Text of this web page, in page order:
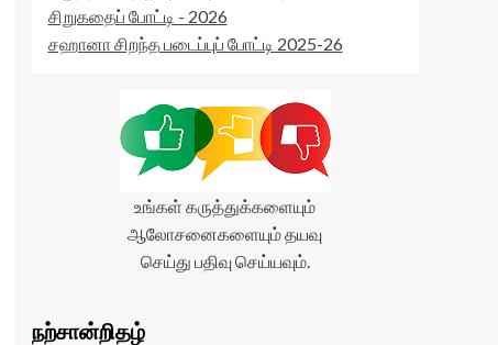
சிறுகதைப் போட்டி - 2026
சஹானா சிறந்த படைப்புப் போட்டி 2025-26
உங்கள் கருத்துக்களையும்
ஆலோசனைகளையும் தயவு
செய்து பதிவு செய்யவும்.
நற்சான்றிதழ்